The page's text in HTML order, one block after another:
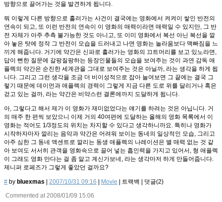
방향으로 끌어가는 것을 발견하게 됩니다.
뭐 이렇게 다른 방향으로 흘러가는 사건이 결국에는 영화에서 켜켜이 쌓인 반전의
연속이 되고, 또 이런 반전의 연속이 이 영화의 매력이라면 매력일 수 있지만, 그 반
전 자체가 아주 추측 불가능한 것도 아니고, 또 이미 영화에서 복선 아닌 복선을 깔
아 놓은 탓에 정작 그 반전이 모습을 드러내고 나면 영화는 놀라움보다 맥빠짐을 느
끼게 해줍니다. 거기에 약간은 신파로 흘러가는 영화의 끄트머리를 보고 있노라면,
답이 뻔한 질문에 갈팡질팡하는 등장인물들의 모습을 보여주는 것이 과연 감독 애
플렉의 약간은 순진한 세계관을 그대로 보여주는 것은 아닐까, 라는 생각을 하게 됩
니다. 그리고 그런 생각을 조금 더 비이성적으로 잡아 늘여보면 그 끝에는 결국 그
렇기 때문에 데이먼과 애플렉의 경력이 그렇게 지금 다른 도로 위를 달리거나 혹은
걷고 있는 걸까, 라는 약간은 비약스런 결론에까지 도달하게 됩니다.
아, 그렇다고 해서 제가 이 영화가 재미없었다는 얘기를 하려는 것은 아닙니다. 거
의 매주 한 편씩 보았으니 이제 거의 40여편에 도달하는 올해의 영화 목록에서 이
영화는 적어도 1/3정도의 위치는 차지할 수 있다고 생각하니까요. 특히나 영화가
시작하자마자 깔리는 음악과 약간은 어려워 보이는 동네의 일상적인 모습, 그리고
아주 심한 그 동네 액센트로 깔리는 동생 애플렉의 나레이션은 별 매력 없는 것 같
아 보여도 서서히 관객을 영화속으로 끌어 넣는 흡인력을 가지고 있어서, 형 애플렉
이 그래도 영화 만다는 걸 좀 알고 계신가보네, 라는 생각마저 하게 만들어줍니다.
제니퍼 로페즈가 그렇게 좋았던 걸까요?
# by bluexmas 2007/10/31 09:16 Movie 트랙백 덧글(2)
Commented at 2008/01/09 15:06